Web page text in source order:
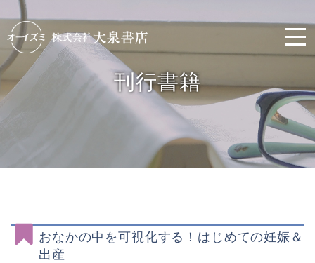
刊行書籍
おなかの中を可視化する！はじめての妊娠＆
出産